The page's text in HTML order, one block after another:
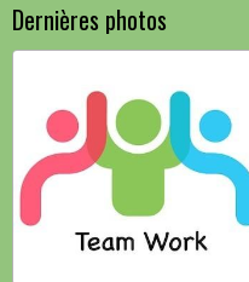
Dernières photos